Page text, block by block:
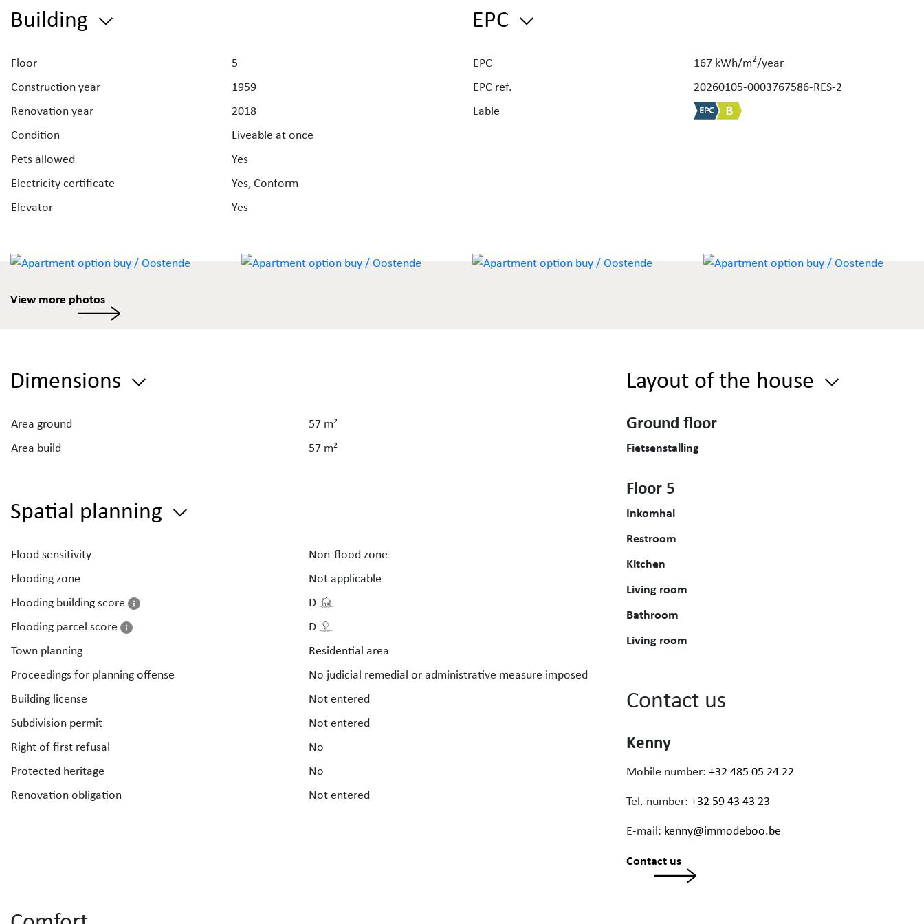
Indeling:
kookplaat, oven, frigo, dampkap) - badkamer (douche,
lavabo) - slaapruimte
Bent u benieuwd naar de waarde van uw eigendom? Vraag
uwgratis schatting aan via de website van Immo Deboo.
Building
Floor
5
Construction year
1959
Renovation year
2018
Condition
Liveable at once
Pets allowed
Yes
Electricity certificate
Yes, Conform
Elevator
Yes
EPC
EPC 167 kWh/m2/year
EPC ref.
20260105-0003767586-RES-2
Lable
View more photos
Dimensions
Area ground
57 m²
Area build
57 m²
Spatial planning
Flood sensitivity
Non-flood zone
Flooding zone
Not applicable
Flooding building score
D
Flooding parcel score
D
Town planning
Residential area
Proceedings for planning offense
No judicial remedial or administrative measure imposed
Building license
Not entered
Subdivision permit
Not entered
Right of first refusal
No
Protected heritage
No
Renovation obligation
Not entered
Layout of the house
Ground floor
Fietsenstalling
Floor 5
Inkomhal
Restroom
Kitchen
Living room
Bathroom
Living room
Contact us
Kenny
Mobile number: +32 485 05 24 22
Tel. number: +32 59 43 43 23
E-mail: kenny@immodeboo.be
Contact us